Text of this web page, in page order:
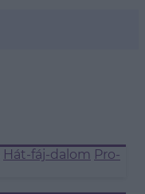
Hát-fáj-dalom Pro-